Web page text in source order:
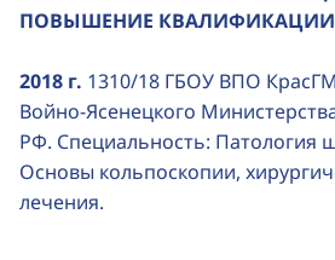
ПОВЫШЕНИЕ КВАЛИФИКАЦИИ
2018 г. 1310/18 ГБОУ ВПО
Войно-Ясенецкого
РФ. Специальность: Патология
Основы кольпоскопии,
лечения.